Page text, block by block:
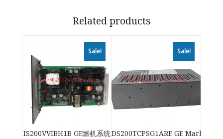
Related products
Sale!
IS200VVIBH1B GE燃机系统
Sale!
DS200TCPSG1ARE GE Mark VIe